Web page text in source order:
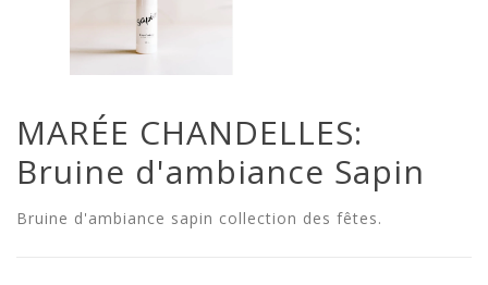
MARÉE CHANDELLES:
Bruine d'ambiance Sapin
Bruine d'ambiance sapin collection des fêtes.